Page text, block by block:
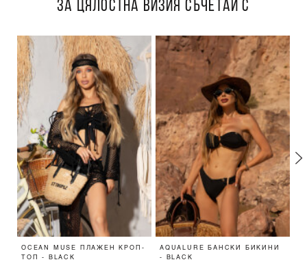
ЗА ЦЯЛОСТНА ВИЗИЯ СЪЧЕТАЙ С
OCEAN MUSE ПЛАЖЕН КРОП-
ТОП - BLACK
AQUALURE БАНСКИ БИКИНИ
- BLACK